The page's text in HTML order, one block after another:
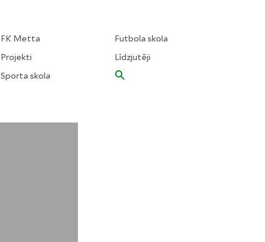
FK Metta
Projekti
Sporta skola
Futbola skola
Līdzjutēji